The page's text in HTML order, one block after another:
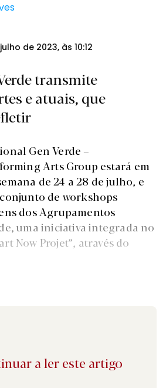
de 2023, às 10:12
transmite
e atuais, que
Gen Verde –
Arts Group estará em
de 24 a 28 de julho, e
de workshops
dos Agrupamentos
uma iniciativa integrada no
Now Projet”, através do
a ler este artigo